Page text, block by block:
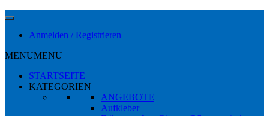
Anmelden / Registrieren
MENUMENU
STARTSEITE
KATEGORIEN
ANGEBOTE
Aufkleber